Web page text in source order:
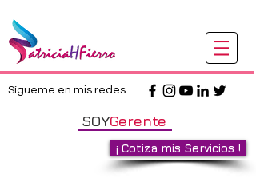
Sígueme en mis redes
SOYGerente
¡ Cotiza mis Servicios !